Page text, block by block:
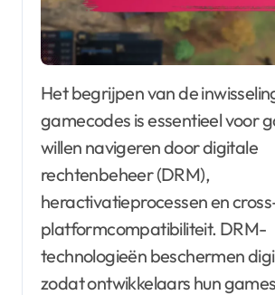
Het begrijpen van de inwisseling van Xbox-
gamecodes is essentieel voor
willen navigeren door digitale
rechtenbeheer (DRM),
heractivatieprocessen en
platformcompatibiliteit. DRM-
technologieën beschermen
zodat ontwikkelaars hun